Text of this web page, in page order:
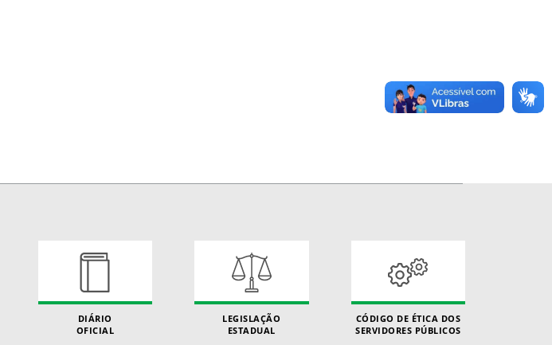
DIÁRIO
OFICIAL
LEGISLAÇÃO
ESTADUAL
CÓDIGO DE ÉTICA DOS
SERVIDORES PÚBLICOS